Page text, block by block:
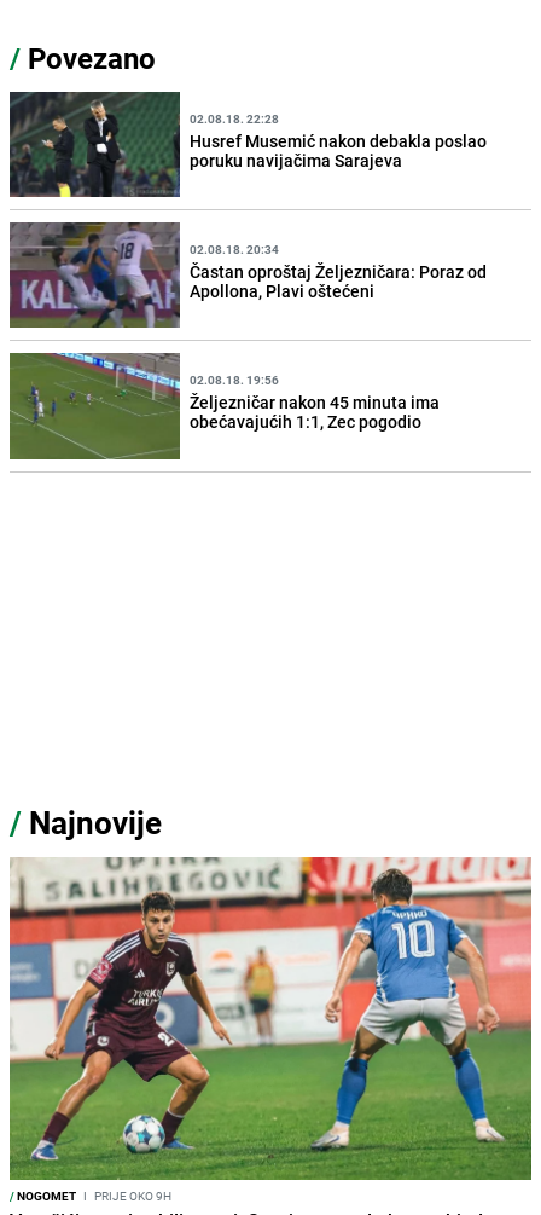
/ Povezano
02.08.18. 22:28
Husref Musemić nakon debakla poslao
poruku navijačima Sarajeva
02.08.18. 20:34
Častan oproštaj Željezničara: Poraz od
Apollona, Plavi oštećeni
02.08.18. 19:56
Željezničar nakon 45 minuta ima
obećavajućih 1:1, Zec pogodio
/ Najnovije
/NOGOMET I PRIJE OKO 9H